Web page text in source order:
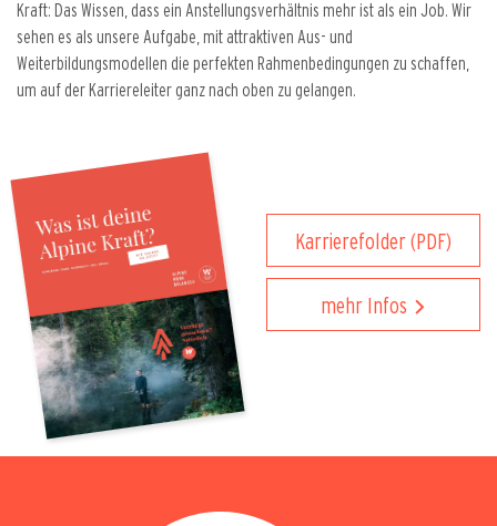
Kraft: Das Wissen, dass ein Anstellungsverhältnis mehr ist als ein Job. Wir
sehen es als unsere Aufgabe, mit attraktiven Aus- und
Weiterbildungsmodellen die perfekten Rahmenbedingungen zu schaffen,
um auf der Karriereleiter ganz nach oben zu gelangen.
Karrierefolder (PDF)
mehr Infos